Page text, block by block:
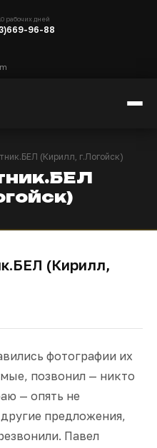
рабочих дней
96-88
(Кирилл, г.Логойск)
(Кирилл,
фотографии их
позвонил — никто
— опять не
предложения,
Павел